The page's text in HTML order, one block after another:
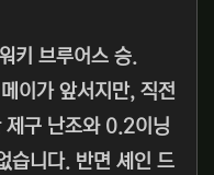
키 브루어스 승.
이가 앞서지만, 직전
제구 난조와 0.2이닝
습니다. 반면 셰인 드